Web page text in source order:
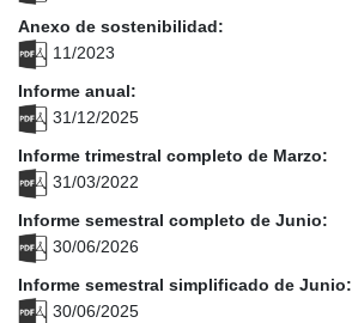
Anexo de sostenibilidad:
11/2023
Informe anual:
31/12/2025
Informe trimestral completo de Marzo:
31/03/2022
Informe semestral completo de Junio:
30/06/2026
Informe semestral simplificado de Junio:
30/06/2025